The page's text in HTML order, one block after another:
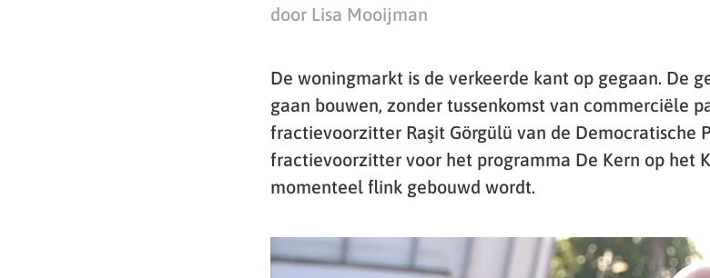
door Lisa Mooijman
De woningmarkt is de verkeerde kant op gegaan. De
gaan bouwen, zonder tussenkomst van commerciële
fractievoorzitter Raşit Görgülü van de Democratische
fractievoorzitter voor het programma De Kern op het
momenteel flink gebouwd wordt.